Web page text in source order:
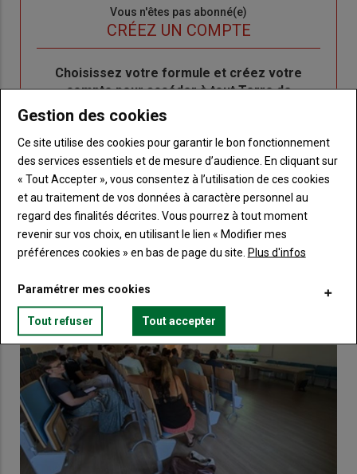
Vous n'êtes pas abonné(e)
CRÉEZ UN COMPTE
BodyChoisissez votre formule et créez votre
compte pour accéder à tout Terre de
Lien Créez un compte
Gestion des cookies
Ce site utilise des cookies pour garantir le bon fonctionnement
des services essentiels et de mesure d’audience. En cliquant sur
« Tout Accepter », vous consentez à l’utilisation de ces cookies
et au traitement de vos données à caractère personnel au
regard des finalités décrites. Vous pourrez à tout moment
revenir sur vos choix, en utilisant le lien « Modifier mes
préférences cookies » en bas de page du site. Plus d'infos
Paramétrer mes cookies
Tout refuser Tout accepter